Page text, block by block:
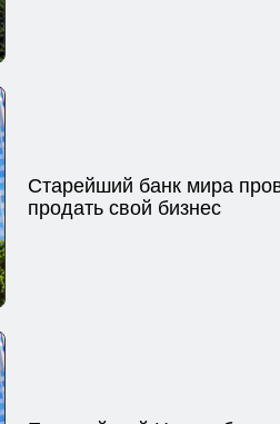
Старейший банк мира
продать свой бизнес